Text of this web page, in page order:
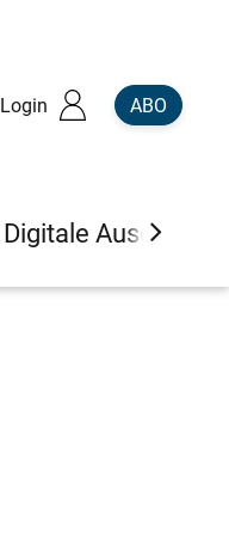
Login ABO
Digitale Ausgaben